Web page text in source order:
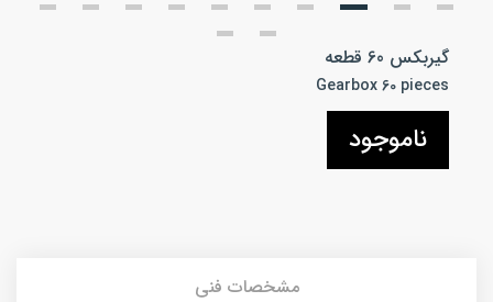
گیربکس 60 قطعه
Gearbox 60 pieces
ناموجود
مشخصات فنی